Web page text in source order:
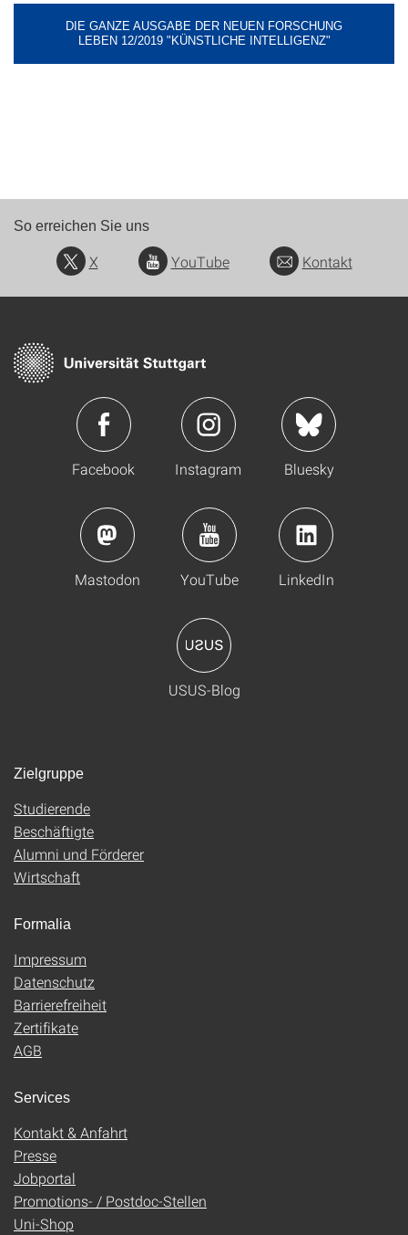
DIE GANZE AUSGABE DER NEUEN FORSCHUNG
LEBEN 12/2019 "KÜNSTLICHE INTELLIGENZ"
So erreichen Sie uns
X YouTube Kontakt
Facebook Instagram Bluesky
Mastodon YouTube LinkedIn
USUS-Blog
Zielgruppe
Studierende
Beschäftigte
Alumni und Förderer
Wirtschaft
Formalia
Impressum
Datenschutz
Barrierefreiheit
Zertifikate
AGB
Services
Kontakt & Anfahrt
Presse
Jobportal
Promotions- / Postdoc-Stellen
Uni-Shop